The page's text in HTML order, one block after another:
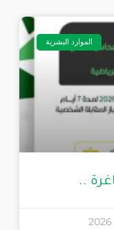
الموارد البشرية
..